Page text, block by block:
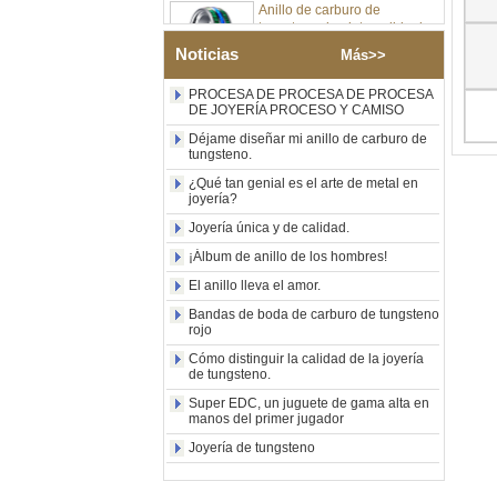
tungsteno de plata pulida de
8 mm al por mayor de
fábrica, incrustación central
de ópalo azul triturado con
tira de malaquita sintética,
alianza de boda para
hombres Grabado láser
interno personalizado OEM
Anillo de carburo de
cuadrado pulido negro al por
mayor de fábrica,
incrustación de madera con
patrón de cruz de concha de
abulón, anillo de declaración
religiosa para hombres
personalizado OEM ODM
suministro a gr
Anillo de carburo de
tungsteno electrochapado en
oro rosa de 8 mm al por
mayor de fábrica, cuerda de
guitarra roja e incrustaciones
Noticias Más>>
PROCESA DE PROCESA DE PROCESA
DE JOYERÍA PROCESO Y CAMISO
Déjame diseñar mi anillo de carburo de
tungsteno.
¿Qué tan genial es el arte de metal en
joyería?
Joyería única y de calidad.
¡Álbum de anillo de los hombres!
El anillo lleva el amor.
Bandas de boda de carburo de tungsteno
rojo
Cómo distinguir la calidad de la joyería
de tungsteno.
Super EDC, un juguete de gama alta en
manos del primer jugador
Joyería de tungsteno